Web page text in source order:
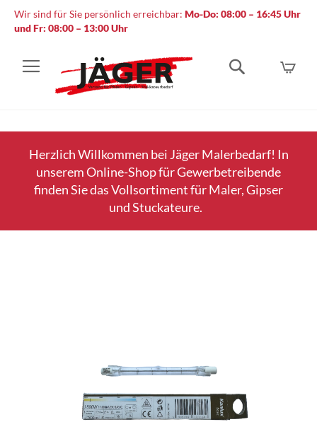
Wir sind für Sie persönlich erreichbar: Mo-Do: 08:00 – 16:45 Uhr
und Fr: 08:00 – 13:00 Uhr
Herzlich Willkommen bei Jäger Malerbedarf! In
unserem Online-Shop für Gewerbetreibende
finden Sie das Vollsortiment für Maler, Gipser
und Stuckateure.